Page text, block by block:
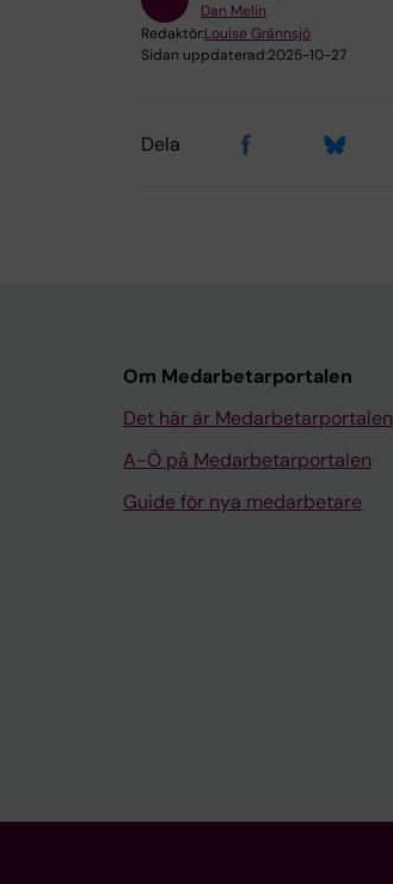
Dan Melin
Redaktör:Louise Grännsjö
Sidan uppdaterad:2025-10-27
Dela
Om Medarbetarportalen
Det här är Medarbetarportalen
A-Ö på Medarbetarportalen
Guide för nya medarbetare